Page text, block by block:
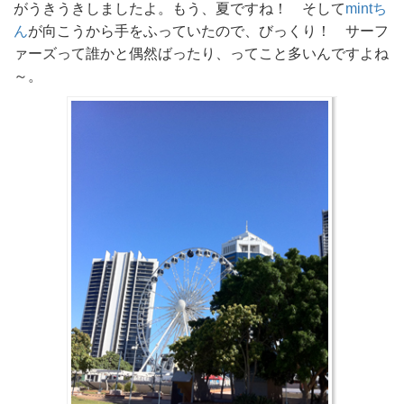
がうきうきしましたよ。もう、夏ですね！ そしてmintち
んが向こうから手をふっていたので、びっくり！ サーフ
ァーズって誰かと偶然ばったり、ってこと多いんですよね
～。